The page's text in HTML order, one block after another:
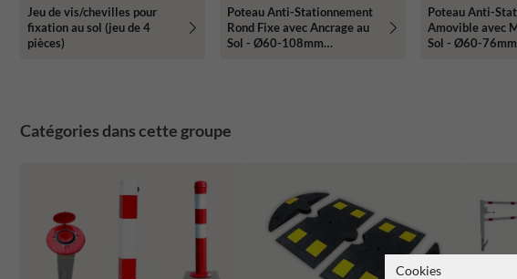
Jeu de vis/chevilles pour
fixation au sol (jeu de 4
pièces)
Poteau Anti-Stationnement
Rond Fixe avec Ancrage au
Sol - Ø60-108mm
Poteau Anti-
Amovible avec
Sol - Ø60-76mm
Catégories dans cette groupe
Cookies